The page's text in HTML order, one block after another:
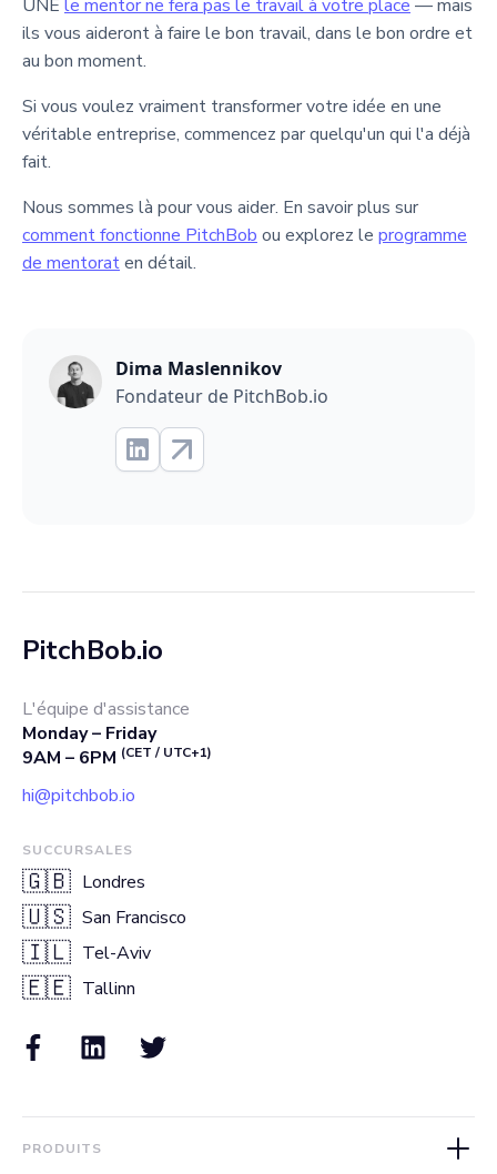
UNE le mentor ne fera pas le travail à votre place — mais
ils vous aideront à faire le bon travail, dans le bon ordre et
au bon moment.
Si vous voulez vraiment transformer votre idée en une
véritable entreprise, commencez par quelqu'un qui l'a déjà
fait.
Nous sommes là pour vous aider. En savoir plus sur
comment fonctionne PitchBob ou explorez le programme
de mentoraten détail.
Dima Maslennikov
Fondateur de PitchBob.io
PitchBob.io
L'équipe d'assistance
Monday – Friday
9AM – 6PM (CET / UTC+1)
hi@pitchbob.io
SUCCURSALES
🇬🇧 Londres
🇺🇸 San Francisco
🇮🇱 Tel-Aviv
🇪🇪 Tallinn
PRODUITS